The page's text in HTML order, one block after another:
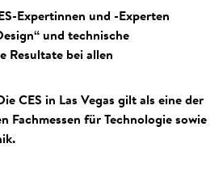
Expertinnen und -Experten
und technische
Resultate bei allen
CES in Las Vegas gilt als eine der
Fachmessen für Technologie sowie